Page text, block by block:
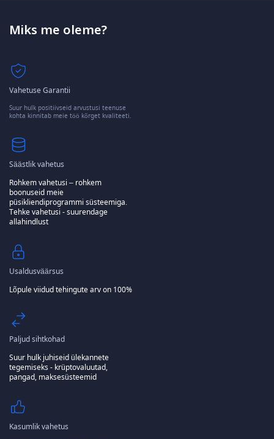
Miks me oleme?
Vahetuse Garantii
Suur hulk positiivseid arvustusi teenuse
kohta kinnitab meie töö kõrget kvaliteeti.
Säästlik vahetus
Rohkem vahetusi – rohkem
boonuseid meie
püsikliendiprogrammi süsteemiga.
Tehke vahetusi - suurendage
allahindlust
Usaldusväärsus
Lõpule viidud tehingute arv on 100%
Paljud sihtkohad
Suur hulk juhiseid ülekannete
tegemiseks - krüptovaluutad,
pangad, maksesüsteemid
Kasumlik vahetus